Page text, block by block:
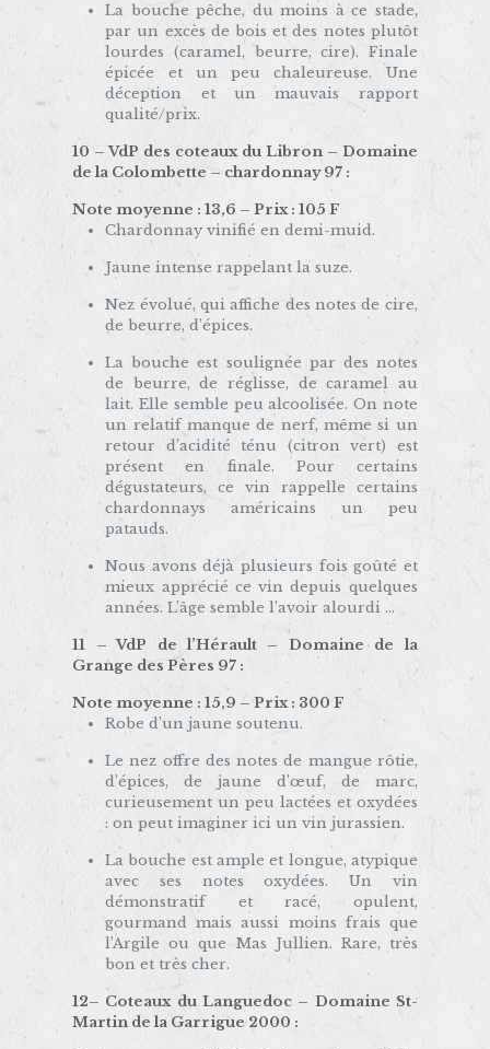
La bouche pêche, du moins à ce stade,
par un excès de bois et des notes plutôt
lourdes (caramel, beurre, cire). Finale
épicée et un peu chaleureuse. Une
déception et un mauvais rapport
qualité/prix.
10 – VdP des coteaux du Libron – Domaine
de la Colombette – chardonnay 97 :
Note moyenne : 13,6 – Prix : 105 F
Chardonnay vinifié en demi-muid.
Jaune intense rappelant la suze.
Nez évolué, qui affiche des notes de cire,
de beurre, d’épices.
La bouche est soulignée par des notes
de beurre, de réglisse, de caramel au
lait. Elle semble peu alcoolisée. On note
un relatif manque de nerf, même si un
retour d’acidité ténu (citron vert) est
présent en finale. Pour certains
dégustateurs, ce vin rappelle certains
chardonnays américains un peu
patauds.
Nous avons déjà plusieurs fois goûté et
mieux apprécié ce vin depuis quelques
années. L’âge semble l’avoir alourdi …
11 – VdP de l’Hérault – Domaine de la
Grange des Pères 97 :
Note moyenne : 15,9 – Prix : 300 F
Robe d’un jaune soutenu.
Le nez offre des notes de mangue rôtie,
d’épices, de jaune d’œuf, de marc,
curieusement un peu lactées et oxydées
: on peut imaginer ici un vin jurassien.
La bouche est ample et longue, atypique
avec ses notes oxydées. Un vin
démonstratif et racé, opulent,
gourmand mais aussi moins frais que
l’Argile ou que Mas Jullien. Rare, très
bon et très cher.
12– Coteaux du Languedoc – Domaine St-
Martin de la Garrigue 2000 :